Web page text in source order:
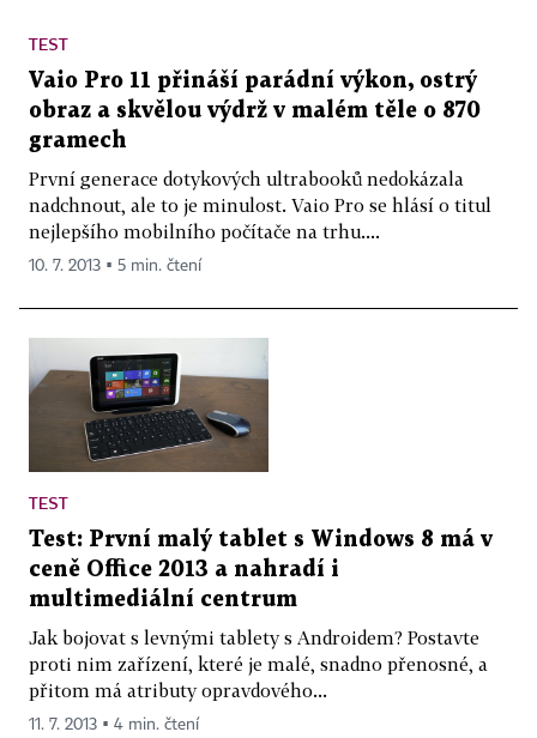
TEST
Vaio Pro 11 přináší parádní výkon, ostrý
obraz a skvělou výdrž v malém těle o 870
gramech
První generace dotykových ultrabooků nedokázala
nadchnout, ale to je minulost. Vaio Pro se hlásí o titul
nejlepšího mobilního počítače na trhu....
10. 7. 2013 ▪ 5 min. čtení
TEST
Test: První malý tablet s Windows 8 má v
ceně Office 2013 a nahradí i
multimediální centrum
Jak bojovat s levnými tablety s Androidem? Postavte
proti nim zařízení, které je malé, snadno přenosné, a
přitom má atributy opravdového...
11. 7. 2013 ▪ 4 min. čtení